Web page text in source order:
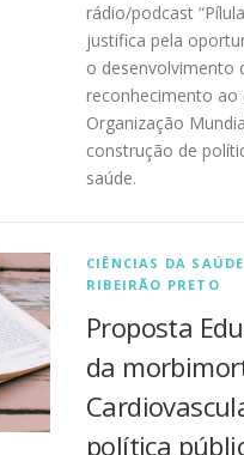
rádio/podcast
justifica pela
o desenvolvimento
reconhecimento ao
Organização
construção de
saúde.
CIÊNCIAS DA SAÚDE
RIBEIRÃO PRETO
Proposta
da
política